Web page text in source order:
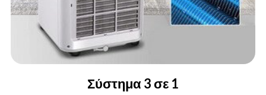
Σύστημα 3 σε 1